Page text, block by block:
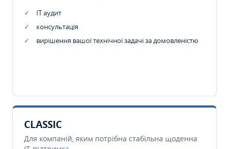
IT аудит
консультація
вирішення вашої технічної задачі за домовленістю
CLASSIC
Для компаній, яким потрібна стабільна щоденна